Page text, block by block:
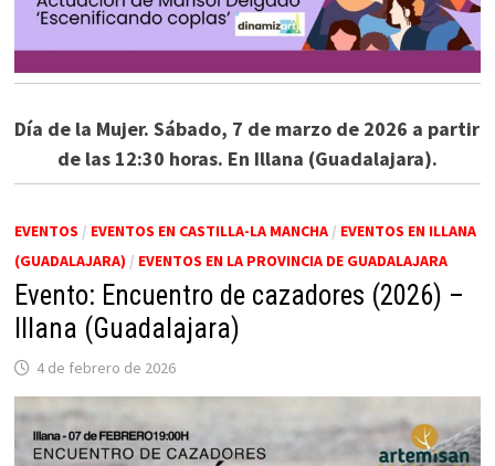
Día de la Mujer. Sábado, 7 de marzo de 2026 a partir
de las 12:30 horas. En Illana (Guadalajara).
EVENTOS / EVENTOS EN CASTILLA-LA MANCHA/ EVENTOS EN ILLANA
(GUADALAJARA) / EVENTOS EN LA PROVINCIA DE GUADALAJARA
Evento: Encuentro de cazadores (2026) –
Illana (Guadalajara)
4 de febrero de 2026